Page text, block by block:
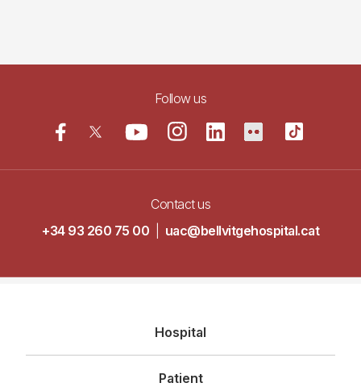
Follow us
Contact us
+34 93 260 75 00
uac@bellvitgehospital.cat
principal
Hospital
Patient